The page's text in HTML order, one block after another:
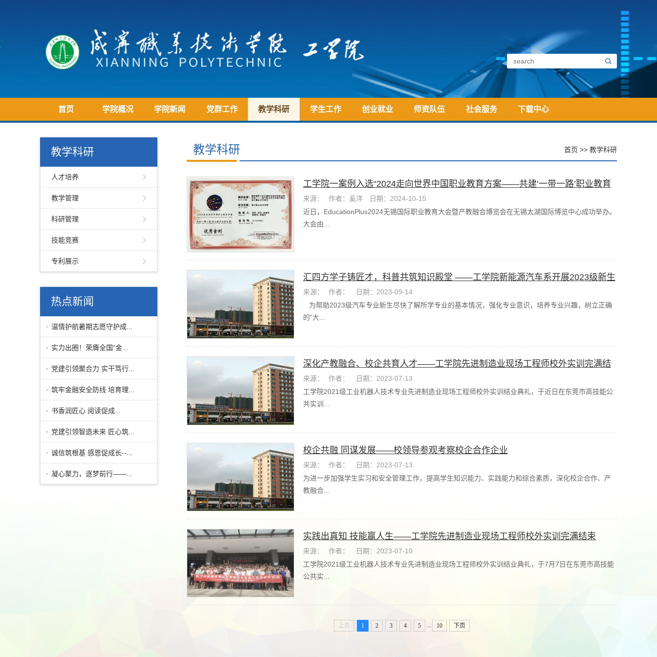
首页 学院概况 学院新闻 党群工作 教学科研 学生工作 创业就业 师资队伍 社会服务 下载中心
教学科研
人才培养
教学管理
科研管理
技能竞赛
专利展示
热点新闻
温情护航暑期志愿守护成...
实力出圈！荣膺全国“金...
党建引领聚合力 实干笃行...
筑牢金融安全防线 培育理...
书香润匠心 阅读促成...
党建引领智造未来 匠心筑...
诚信筑根基 感恩促成长--...
凝心聚力，逐梦前行——...
教学科研 首页 >> 教学科研
工学院一案例入选“2024走向世界中国职业教育方案——共建‘一带一路’职业教育
合...
来源： 作者：奚洋
日期：2024-10-15
近日，EducationPlus2024无锡国际职业教育大会暨产教融合博览会在无锡太湖国际博览中心成功举办。
大会由...
汇四方学子铸匠才，科普共筑知识殿堂 ——工学院新能源汽车系开展2023级新生
入学...
来源： 作者：
日期：2023-09-14
为帮助2023级汽车专业新生尽快了解所学专业的基本情况，强化专业意识，培养专业兴趣，树立正确
的“大...
深化产教融合、校企共育人才——工学院先进制造业现场工程师校外实训完满结
束
来源： 作者：
日期：2023-07-13
工学院2021级工业机器人技术专业先进制造业现场工程师校外实训结业典礼，于近日在东莞市高技能公
共实训...
校企共融 同谋发展——校领导参观考察校企合作企业
来源： 作者：
日期：2023-07-13
为进一步加强学生实习和安全管理工作，提高学生知识能力、实践能力和综合素质，深化校企合作、产
教融合...
实践出真知 技能赢人生——工学院先进制造业现场工程师校外实训完满结束
来源： 作者：
日期：2023-07-10
工学院2021级工业机器人技术专业先进制造业现场工程师校外实训结业典礼，于7月7日在东莞市高技能
公共实...
上页 1 2 3 4 5 ... 10 下页